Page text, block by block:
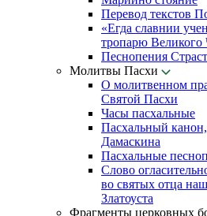
Перевод текстов
«Егда славнии
тропарю Великого
Песнопения
Молитвы Пасхи
О молитвенном
Святой Пасхи
Часы пасхальные
Пасхальный
Дамаскина
Пасхальные
Слово
во святых отца
Златоуста
Фрагменты церковных